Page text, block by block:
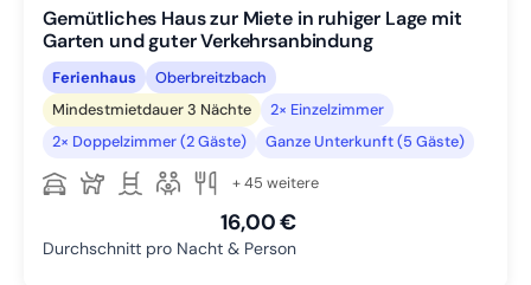
Gemütliches Haus zur Miete in ruhiger Lage mit
Garten und guter Verkehrsanbindung
Ferienhaus
Oberbreitzbach
Mindestmietdauer 3 Nächte
2× Einzelzimmer
2× Doppelzimmer (2 Gäste)
Ganze Unterkunft (5 Gäste)
+ 45 weitere
16,00 €
Durchschnitt pro Nacht & Person